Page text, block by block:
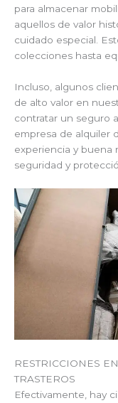
para almacenar
aquellos de valor
cuidado especial.
colecciones hasta
Incluso, algunos
de alto valor en
contratar un seguro
empresa de alquiler
experiencia y buena
seguridad y
RESTRICCIONES
TRASTEROS
Efectivamente, hay